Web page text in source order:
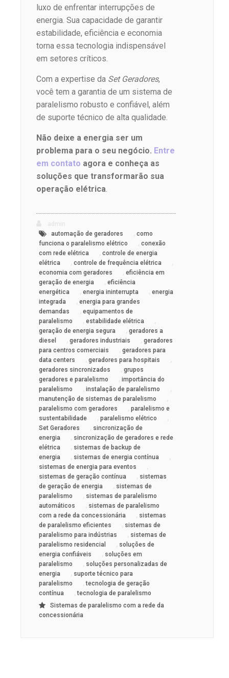
luxo de enfrentar interrupções de
energia. Sua capacidade de garantir
estabilidade, eficiência e economia
torna essa tecnologia indispensável
em setores críticos.
Com a expertise da Set Geradores,
você tem a garantia de um sistema de
paralelismo robusto e confiável, além
de suporte técnico de alta qualidade.
Não deixe a energia ser um
problema para o seu negócio. Entre
em contato agora e conheça as
soluções que transformarão sua
operação elétrica.
automação de geradores
como
funciona o paralelismo elétrico
conexão
com rede elétrica
controle de energia
elétrica
controle de frequência elétrica
economia com geradores
eficiência em
geração de energia
eficiência
energética
energia ininterrupta
energia
integrada
energia para grandes
demandas
equipamentos de
paralelismo
estabilidade elétrica
geração de energia segura
geradores a
diesel
geradores industriais
geradores
para centros comerciais
geradores para
data centers
geradores para hospitais
geradores sincronizados
grupos
geradores e paralelismo
importância do
paralelismo
instalação de paralelismo
manutenção de sistemas de paralelismo
paralelismo com geradores
paralelismo e
sustentabilidade
paralelismo elétrico
Set Geradores
sincronização de
energia
sincronização de geradores e rede
elétrica
sistemas de backup de
energia
sistemas de energia contínua
sistemas de energia para eventos
sistemas de geração contínua
sistemas
de geração de energia
sistemas de
paralelismo
sistemas de paralelismo
automáticos
sistemas de paralelismo
com a rede da concessionária
sistemas
de paralelismo eficientes
sistemas de
paralelismo para indústrias
sistemas de
paralelismo residencial
soluções de
energia confiáveis
soluções em
paralelismo
soluções personalizadas de
energia
suporte técnico para
paralelismo
,tecnologia de geração
contínua
,tecnologia de paralelismo
Sistemas de paralelismo com a rede da
concessionária